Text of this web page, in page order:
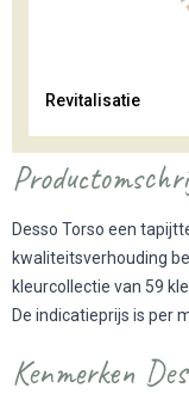
Revitalisatie
Desso Torso een
kwaliteitsverhouding
kleurcollectie van 59
De indicatieprijs is per
Kenmerken